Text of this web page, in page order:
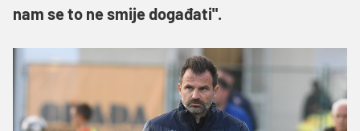
nam se to ne smije događati".